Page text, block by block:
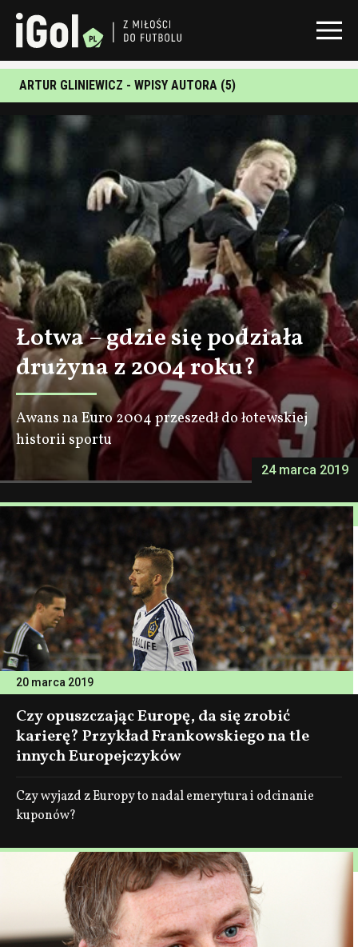
ARTUR GLINIEWICZ - WPISY AUTORA (5)
24 marca 2019
Łotwa – gdzie się podziała
drużyna z 2004 roku?
Awans na Euro 2004 przeszedł do łotewskiej
historii sportu
20 marca 2019
Czy opuszczając Europę, da się zrobić
karierę? Przykład Frankowskiego na tle
innych Europejczyków
Czy wyjazd z Europy to nadal emerytura i odcinanie
kuponów?